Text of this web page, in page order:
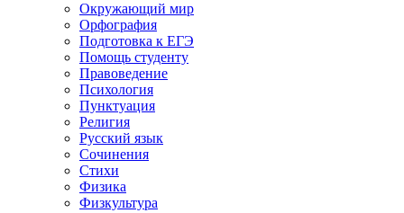
Окружающий мир
Орфография
Подготовка к ЕГЭ
Помощь студенту
Правоведение
Психология
Пунктуация
Религия
Русский язык
Сочинения
Стихи
Физика
Физкультура